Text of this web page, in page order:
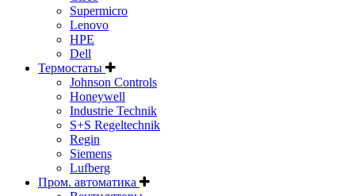
Supermicro
Lenovo
HPE
Dell
Термостаты
Johnson Controls
Honeywell
Industrie Technik
S+S Regeltechnik
Regin
Siemens
Lufberg
Пром. автоматика